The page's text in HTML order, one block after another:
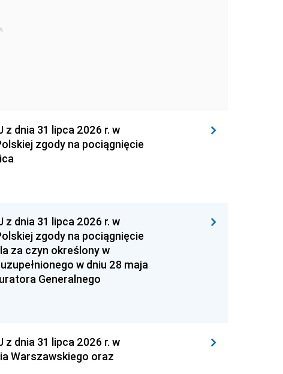
z dnia 31 lipca 2026 r. w
zgody na pociągnięcie
z dnia 31 lipca 2026 r. w
zgody na pociągnięcie
za czyn określony w
w dniu 28 maja
Generalnego
z dnia 31 lipca 2026 r. w
Warszawskiego oraz